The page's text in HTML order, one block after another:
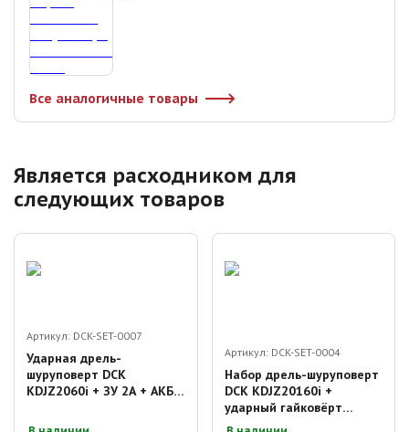
Все аналогичные товары
Является расходником для
следующих товаров
Артикул: DCK-SET-0007
Ударная дрель-
шуруповерт DCK
KDJZ2060i + ЗУ 2А + АКБ
Артикул: DCK-SET-0004
Набор дрель-шуруповерт
DCK KDJZ20160i +
ударный гайковёрт
KDPB358 с АКБ и ЗУ